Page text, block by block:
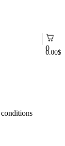
0
0.00$